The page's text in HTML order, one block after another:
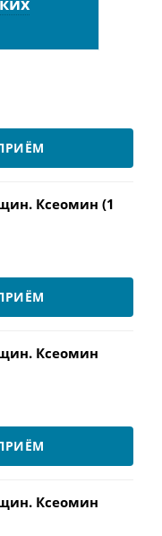
Ксеомин (1
Ксеомин
Ксеомин